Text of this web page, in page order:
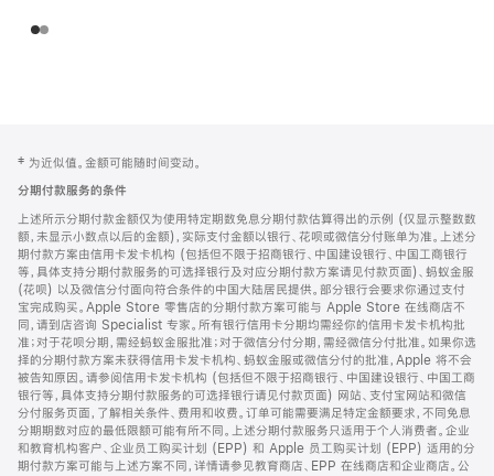
页
页
脚
注
‡ 为近似值。金额可能随时间变动。
分期付款服务的条件
上述所示分期付款金额仅为使用特定期数免息分期付款估算得出的示例 (仅显示整数数
额，未显示小数点以后的金额)，实际支付金额以银行、花呗或微信分付账单为准。上述分
期付款方案由信用卡发卡机构 (包括但不限于招商银行、中国建设银行、中国工商银行
等，具体支持分期付款服务的可选择银行及对应分期付款方案请见付款页面)、蚂蚁金服
(花呗) 以及微信分付面向符合条件的中国大陆居民提供。部分银行会要求你通过支付
宝完成购买。Apple Store 零售店的分期付款方案可能与 Apple Store 在线商店不
同，请到店咨询 Specialist 专家。所有银行信用卡分期均需经你的信用卡发卡机构批
准；对于花呗分期，需经蚂蚁金服批准；对于微信分付分期，需经微信分付批准。如果你选
择的分期付款方案未获得信用卡发卡机构、蚂蚁金服或微信分付的批准，Apple 将不会
被告知原因。请参阅信用卡发卡机构 (包括但不限于招商银行、中国建设银行、中国工商
银行等，具体支持分期付款服务的可选择银行请见付款页面) 网站、支付宝网站和微信
分付服务页面，了解相关条件、费用和收费。订单可能需要满足特定金额要求，不同免息
分期期数对应的最低限额可能有所不同。上述分期付款服务只适用于个人消费者。企业
和教育机构客户、企业员工购买计划 (EPP) 和 Apple 员工购买计划 (EPP) 适用的分
期付款方案可能与上述方案不同，详情请参见教育商店、EPP 在线商店和企业商店。公